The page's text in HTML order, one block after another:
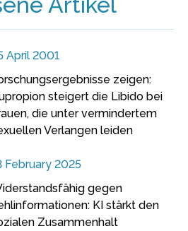
April 2001
zeigen:
steigert die Libido bei
die unter vermindertem
Verlangen leiden
February 2025
gegen
KI stärkt den
Zusammenhalt